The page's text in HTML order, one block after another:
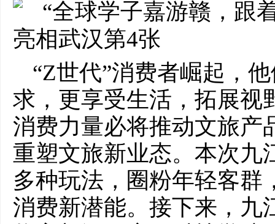
“Z世代”消费者崛起，
求，更享受生活，拓展视
消费力量必将推动文旅产
重塑文旅新业态。本次九
多种玩法，圈粉年轻客群
消费新潜能。接下来，九